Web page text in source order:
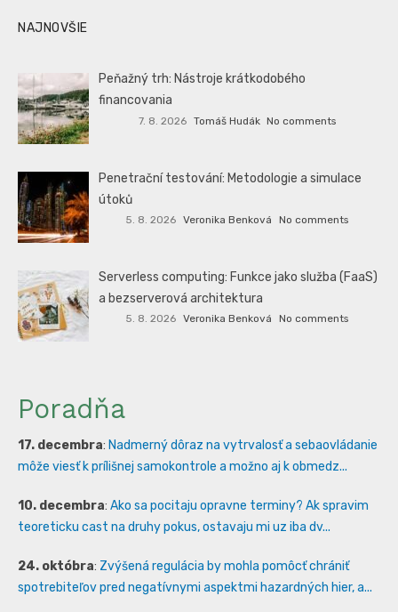
NAJNOVŠIE
Peňažný trh: Nástroje krátkodobého
financovania
7. 8. 2026 Tomáš Hudák No comments
Penetrační testování: Metodologie a simulace
útoků
5. 8. 2026 Veronika Benková No comments
Serverless computing: Funkce jako služba (FaaS)
a bezserverová architektura
5. 8. 2026 Veronika Benková No comments
Poradňa
17. decembra: Nadmerný dôraz na vytrvalosť a sebaovládanie
môže viesť k prílišnej samokontrole a možno aj k obmedz...
10. decembra: Ako sa pocitaju opravne terminy? Ak spravim
teoreticku cast na druhy pokus, ostavaju mi uz iba dv...
24. októbra: Zvýšená regulácia by mohla pomôcť chrániť
spotrebiteľov pred negatívnymi aspektmi hazardných hier, a...